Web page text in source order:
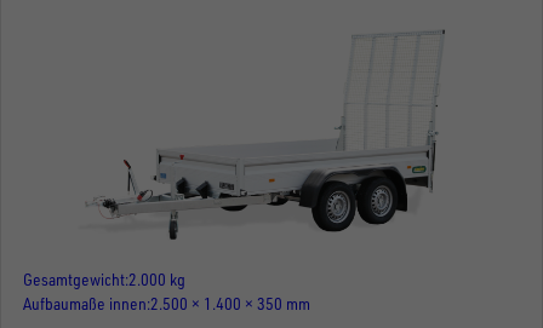
Gesamtgewicht 2.000 kg
Aufbaumaße innen 2.500 × 1.400 × 350 mm